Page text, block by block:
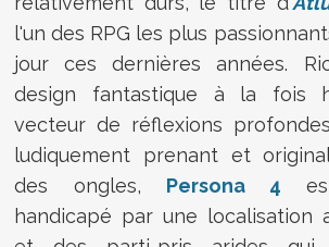
l'un des RPG les plus
jour ces dernières années.
design fantastique à la fois
vecteur de réflexions
ludiquement prenant et
des ongles, Persona 4
handicapé par une localisation